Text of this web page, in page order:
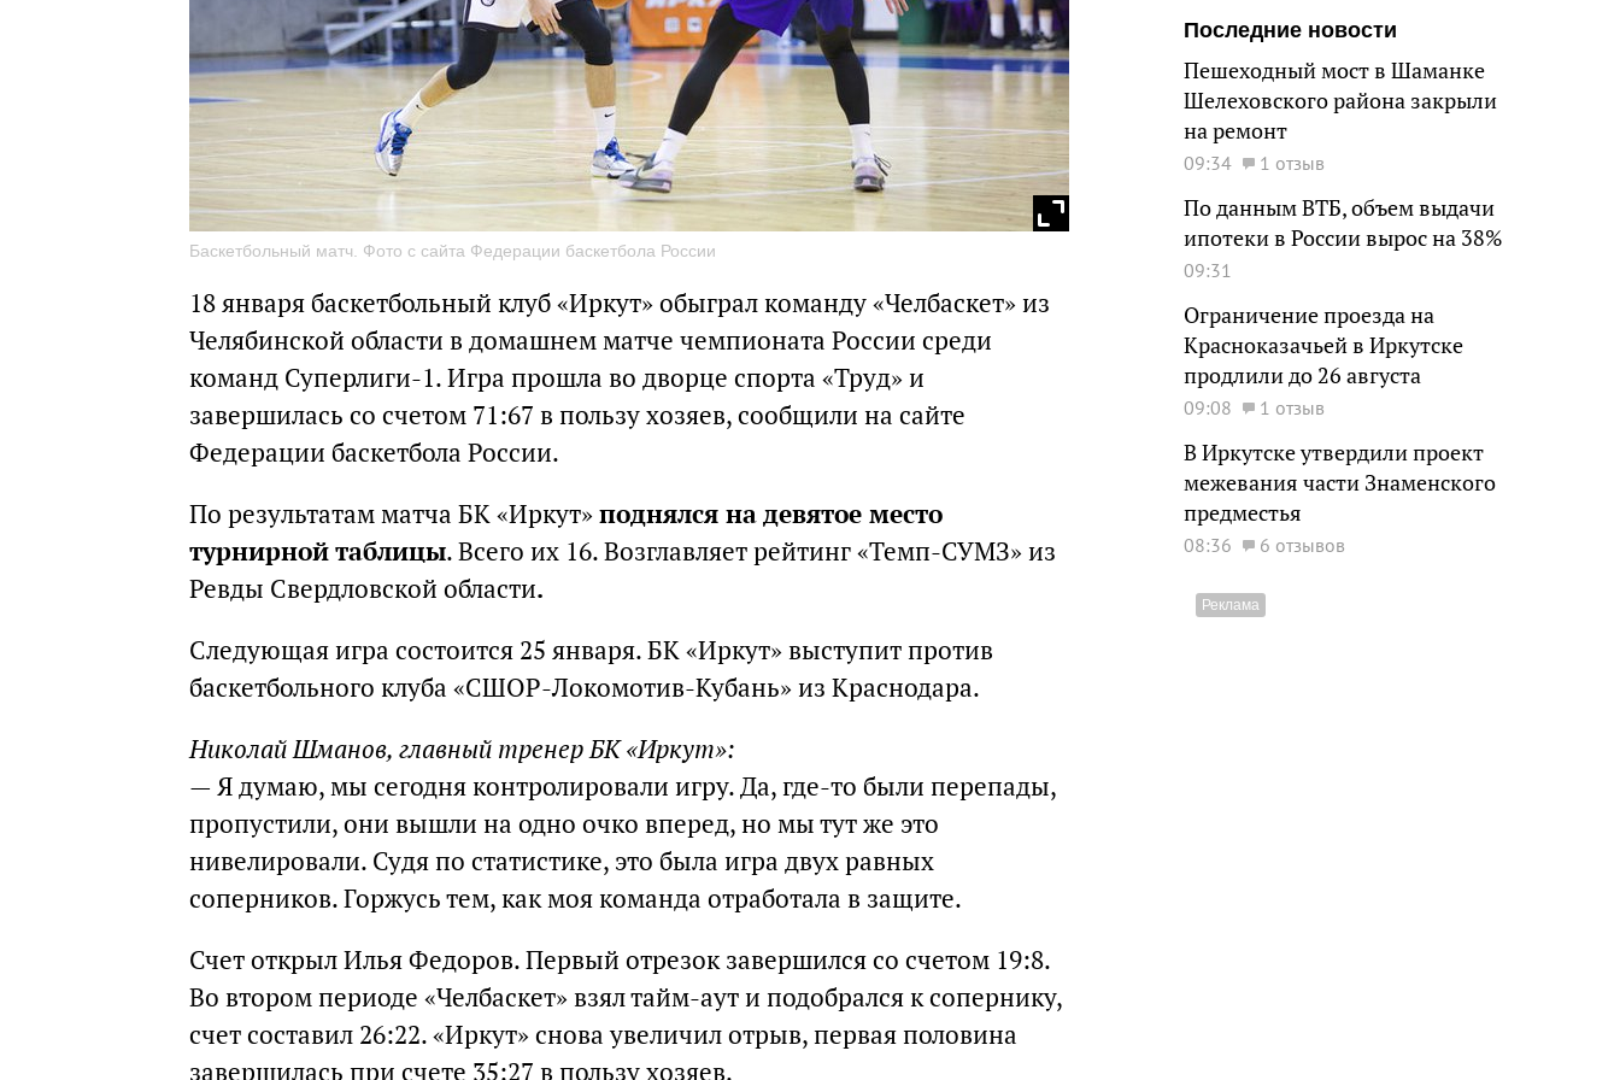
Баскетбольный матч. Фото с сайта Федерации баскетбола России
18 января баскетбольный клуб «Иркут» обыграл команду «Челбаскет» из
Челябинской области в домашнем матче чемпионата России среди
команд Суперлиги-1. Игра прошла во дворце спорта «Труд» и
завершилась со счетом 71:67 в пользу хозяев, сообщили на сайте
Федерации баскетбола России.
По результатам матча БК «Иркут»поднялся на девятое место
турнирной таблицы. Всего их 16. Возглавляет рейтинг «Темп-СУМЗ» из
Ревды Свердловской области.
Следующая игра состоится 25 января. БК «Иркут» выступит против
баскетбольного клуба «СШОР-Локомотив-Кубань» из Краснодара.
Николай Шманов, главный тренер БК «Иркут»:
— Я думаю, мы сегодня контролировали игру. Да, где-то были перепады,
пропустили, они вышли на одно очко вперед, но мы тут же это
нивелировали. Судя по статистике, это была игра двух равных
соперников. Горжусь тем, как моя команда отработала в защите.
Счет открыл Илья Федоров. Первый отрезок завершился со счетом 19:8.
Во втором периоде «Челбаскет» взял тайм-аут и подобрался к сопернику,
счет составил 26:22. «Иркут» снова увеличил отрыв, первая половина
завершилась при счете 35:27 в пользу хозяев.
Последние новости
Пешеходный мост в Шаманке
Шелеховского района закрыли
на ремонт
09:34 1 отзыв
По данным ВТБ, объем выдачи
ипотеки в России вырос на 38%
09:31
Ограничение проезда на
Красноказачьей в Иркутске
продлили до 26 августа
09:08 1 отзыв
В Иркутске утвердили проект
межевания части Знаменского
предместья
08:36 6 отзывов